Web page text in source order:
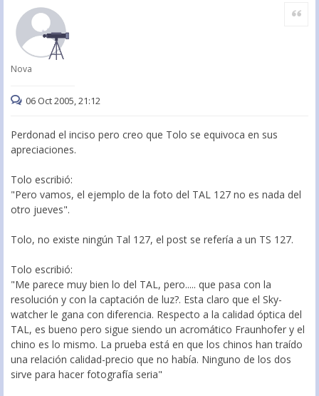
Nova
Citar
06 Oct 2005, 21:12
Perdonad el inciso pero creo que Tolo se equivoca en sus
apreciaciones.
Tolo escribió:
"Pero vamos, el ejemplo de la foto del TAL 127 no es nada del
otro jueves".
Tolo, no existe ningún Tal 127, el post se refería a un TS 127.
Tolo escribió:
"Me parece muy bien lo del TAL, pero..... que pasa con la
resolución y con la captación de luz?. Esta claro que el Sky-
watcher le gana con diferencia. Respecto a la calidad óptica del
TAL, es bueno pero sigue siendo un acromático Fraunhofer y el
chino es lo mismo. La prueba está en que los chinos han traído
una relación calidad-precio que no había. Ninguno de los dos
sirve para hacer fotografía seria"